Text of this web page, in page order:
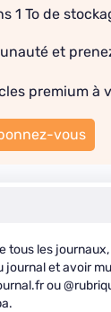
1 To de
et
premium à
vous
tous les
journal et avoir
ou